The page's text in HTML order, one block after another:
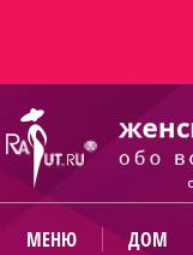
МЕНЮ ДОМ